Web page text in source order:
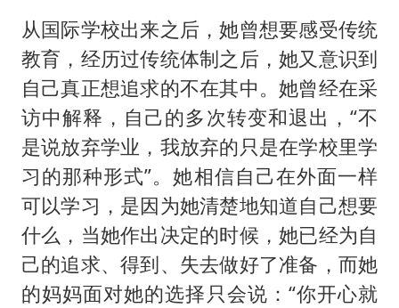
从国际学校出来之后，她曾想要感受传统
教育，经历过传统体制之后，她又意识到
自己真正想追求的不在其中。她曾经在采
访中解释，自己的多次转变和退出，“不
是说放弃学业，我放弃的只是在学校里学
习的那种形式”。她相信自己在外面一样
可以学习，是因为她清楚地知道自己想要
什么，当她作出决定的时候，她已经为自
己的追求、得到、失去做好了准备，而她
的妈妈面对她的选择只会说：“你开心就